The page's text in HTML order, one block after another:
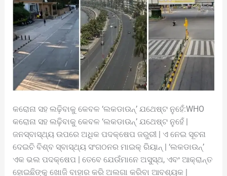
କରୋନା ସହ ଲଢ଼ିବାକୁ କେବଳ ‘ଲକଡାଉନ୍’ ଯଥେଷ୍ଟ ନୁହେଁ:WHO
କରୋନା ସହ ଲଢ଼ିବାକୁ କେବଳ ‘ଲକଡାଉନ୍’ ଯଥେଷ୍ଟ ନୁହେଁ |
ଜନସ୍ବାସ୍ଥ୍ୟ ଉପରେ ଅଧିକ ପଦକ୍ଷେପ ଜରୁରୀ | ଏ ନେଇ ସୂଚନା
ଦେଇଚି ବିଶ୍ବ ସ୍ବାସ୍ଥ୍ୟ ସଂଗଠନର ମାଇକ୍ ରିୟାନ୍ | ‘ଲକଡାଉନ୍’
ଏକ ଭଲ ପଦକ୍ଷେପ | ତେବେ ଯେଉଁମାନେ ଅସୁସ୍ଥ, ଏବଂ ଆକ୍ରାନ୍ତ
ହୋଇଛିଙ୍କୁ ଖୋଜି ବାହାର କରି ଅଲଗା କରିବା ଆବଶ୍ୟକ |